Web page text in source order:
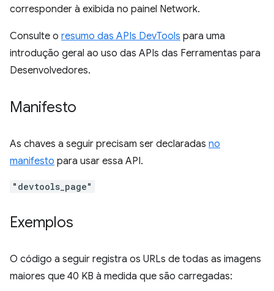
corresponder à exibida no painel Network.
Consulte o resumo das APIs DevTools para uma
introdução geral ao uso das APIs das Ferramentas para
Desenvolvedores.
Manifesto
As chaves a seguir precisam ser declaradas no
manifesto para usar essa API.
"devtools_page"
Exemplos
O código a seguir registra os URLs de todas as imagens
maiores que 40 KB à medida que são carregadas: